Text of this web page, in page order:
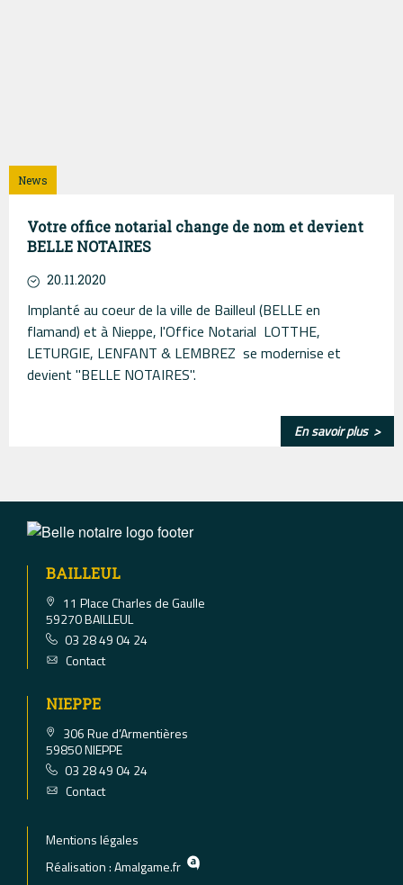
News
Votre office notarial change de nom et devient
BELLE NOTAIRES
20.11.2020
Implanté au coeur de la ville de Bailleul (BELLE en
flamand) et à Nieppe, l'Office Notarial LOTTHE,
LETURGIE, LENFANT & LEMBREZ se modernise et
devient "BELLE NOTAIRES".
En savoir plus >
BAILLEUL
11 Place Charles de Gaulle
59270 BAILLEUL
03 28 49 04 24
Contact
NIEPPE
306 Rue d’Armentières
59850 NIEPPE
03 28 49 04 24
Contact
Mentions légales
Réalisation :Amalgame.fr